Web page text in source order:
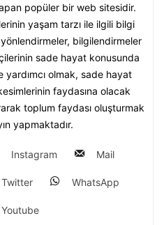
popüler bir web sitesidir.
yaşam tarzı ile ilgili bilgi
yönlendirmeler, bilgilendirmeler
sade hayat konusunda
yardımcı olmak, sade hayat
faydasına olacak
toplum faydası oluşturmak
yapmaktadır.
Instagram Mail
Twitter WhatsApp
Youtube